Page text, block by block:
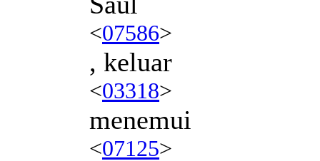
<07586>
, keluar
<03318>
menemui
<07125>